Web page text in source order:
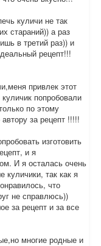
куличи не так
стараний)) а раз
в третий раз)) и
рецепт!!!
привлек этот
попробовали
по этому
за рецепт !!!!!
изготовить
и я
И я осталась очень
куличики, так как я
что
не справлюсь))
за рецепт и за все
многие родные и